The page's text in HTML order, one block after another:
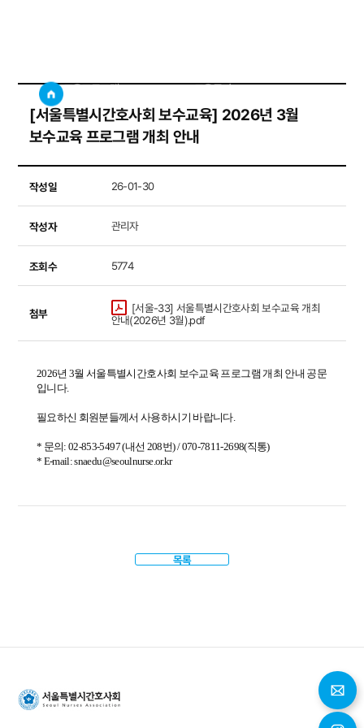
교육프로그램 교육공지
​​​​​​​[서울특별시간호사회 보수교육] 2026년 3월
보수교육 프로그램 개최 안내
작성일 26-01-30
작성자 관리자
조회수 5774
첨부
[서울-33] 서울특별시간호사회 보수교육 개최
안내(2026년 3월).pdf
2026년 3월 서울특별시간호사회 보수교육 프로그램 개최 안내 공문
입니다.
필요하신 회원분들께서 사용하시기 바랍니다.
* 문의: 02-853-5497 (내선 208번) / 070-7811-2698(직통)
* E-mail: snaedu@seoulnurse.or.kr
목록